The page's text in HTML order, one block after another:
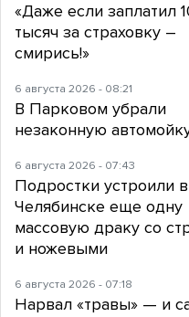
«Даже если заплатил
тысяч за страховку –
смирись!»
6 августа 2026 - 08:21
В Парковом убрали
незаконную
6 августа 2026 - 07:43
Подростки устроили в
Челябинске еще одну
массовую драку со
и ножевыми
6 августа 2026 - 07:18
Нарвал «травы» — и